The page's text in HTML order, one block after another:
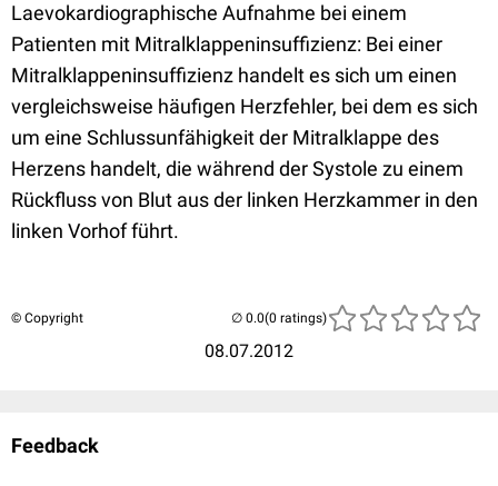
Laevokardiographische Aufnahme bei einem
Patienten mit Mitralklappeninsuffizienz: Bei einer
Mitralklappeninsuffizienz handelt es sich um einen
vergleichsweise häufigen Herzfehler, bei dem es sich
um eine Schlussunfähigkeit der Mitralklappe des
Herzens handelt, die während der Systole zu einem
Rückfluss von Blut aus der linken Herzkammer in den
linken Vorhof führt.
© Copyright
08.07.2012
(0 ratings)
Feedback